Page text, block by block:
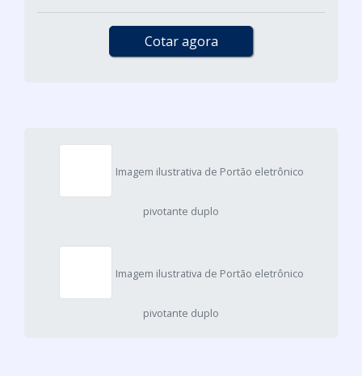
Cotar agora
Imagem ilustrativa de Portão eletrônico
pivotante duplo
Imagem ilustrativa de Portão eletrônico
pivotante duplo